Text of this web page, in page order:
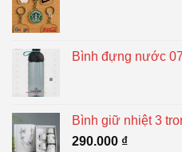
Bình đựng nước 07
Bình giữ nhiệt 3
290.000 ₫